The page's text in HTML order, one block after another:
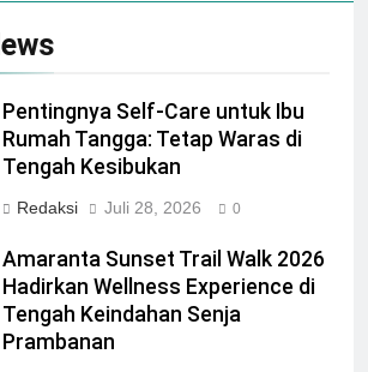
Pentingnya Self-Care untuk Ibu
Rumah Tangga: Tetap Waras di
Tengah Kesibukan
Redaksi Juli 28, 2026 0
Amaranta Sunset Trail Walk 2026
Hadirkan Wellness Experience di
Tengah Keindahan Senja
Prambanan